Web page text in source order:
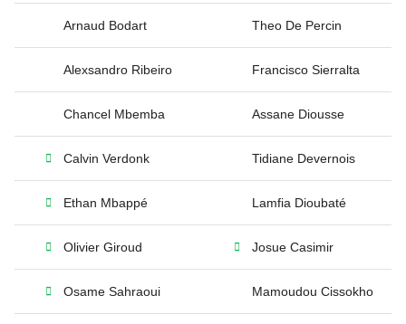
Arnaud Bodart Theo De Percin
Alexsandro Ribeiro Francisco Sierralta
Chancel Mbemba Assane Diousse
Calvin Verdonk Tidiane Devernois
Ethan Mbappé Lamfia Dioubaté
Olivier Giroud Josue Casimir
Osame Sahraoui Mamoudou Cissokho